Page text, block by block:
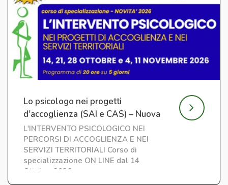
Lo psicologo nei progetti
d'accoglienza (SAI e CAS) – Nuova
edizione
L'INTERVENTO PSICOLOGICO NEI
PERCORSI DI ACCOGLIENZA E NEI
SERVIZI TERRITORIALI Corso di
specializzazione ON LINE dal 14
Ottobre 2026